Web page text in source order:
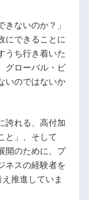
きないのか？」
にできることに
うち行き着いた
グローバル・ビ
いのではないか
誇れる、高付加
と」、そして
開のために、プ
ネスの経験者を
推進していま